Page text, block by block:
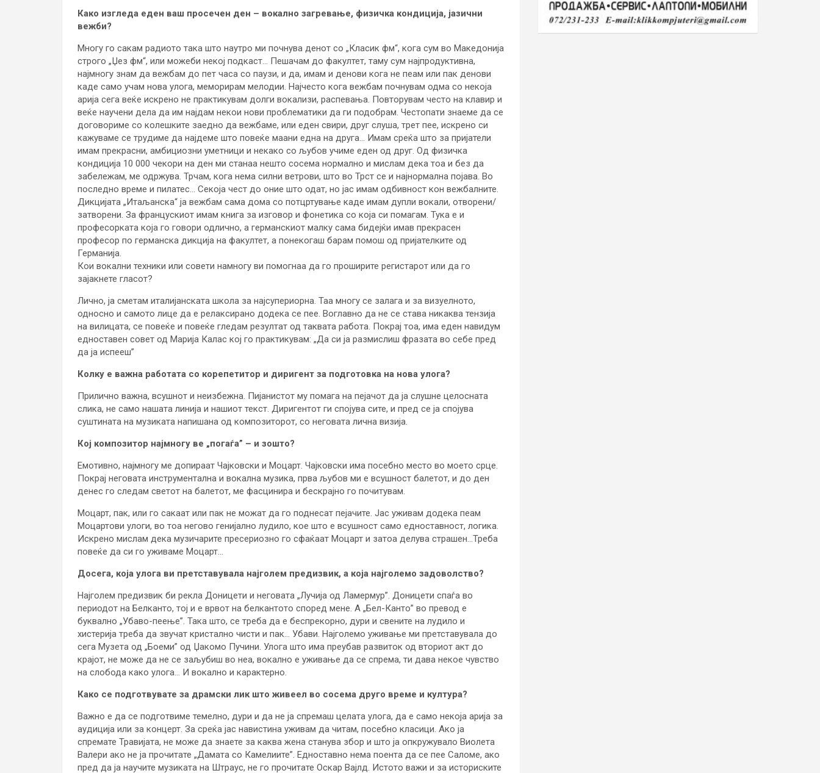
Како изгледа еден ваш просечен ден – вокално загревање, физичка кондиција, јазични
вежби?
Многу го сакам радиото така што наутро ми почнува денот со „Класик фм“, кога сум во Македонија
строго „Џез фм“, или можеби некој подкаст… Пешачам до факултет, таму сум најпродуктивна,
најмногу знам да вежбам до пет часа со паузи, и да, имам и денови кога не пеам или пак денови
каде само учам нова улога, меморирам мелодии. Најчесто кога вежбам почнувам одма со некоја
арија сега веќе искрено не практикувам долги вокализи, распевања. Повторувам често на клавир и
веќе научени дела да им најдам некои нови проблематики да ги подобрам. Честопати знаеме да се
договориме со колешките заедно да вежбаме, или еден свири, друг слуша, трет пее, искрено си
кажуваме се трудиме да најдеме што повеќе маани една на друга… Имам среќа што за пријатели
имам прекрасни, амбициозни уметници и некако со љубов учиме еден од друг. Од физичка
кондиција 10 000 чекори на ден ми станаа нешто сосема нормално и мислам дека тоа и без да
забележам, ме одржува. Трчам, кога нема силни ветрови, што во Трст се и најнормална појава. Во
последно време и пилатес… Секоја чест до оние што одат, но јас имам одбивност кон вежбалните.
Дикцијата „Итаљанска“ ја вежбам сама дома со потцртување каде имам дупли вокали, отворени/
затворени. За францускиот имам книга за изговор и фонетика со која си помагам. Тука е и
професорката која го говори одлично, а германскиот малку сама бидејќи имав прекрасен
професор по германска дикција на факултет, а понекогаш барам помош од пријателките од
Германија.
Кои вокални техники или совети намногу ви помогнаа да го проширите регистарот или да го
зајакнете гласот?
Лично, ја сметам италијанската школа за најсупериорна. Таа многу се залага и за визуелното,
односно и самото лице да е релаксирано додека се пее. Воглавно да не се става никаква тензија
на вилицата, се повеќе и повеќе гледам резултат од таквата работа. Покрај тоа, има еден навидум
едноставен совет од Марија Калас кој го практикувам: „Да си ја размислиш фразата во себе пред
да ја испееш”
Колку е важна работата со корепетитор и диригент за подготовка на нова улога?
Прилично важна, всушнот и неизбежна. Пијанистот му помага на пејачот да ја слушне целосната
слика, не само нашата линија и нашиот текст. Диригентот ги спојува сите, и пред се ја спојува
суштината на музиката напишана од композиторот, со неговата лична визија.
Кој композитор најмногу ве „погаѓа” – и зошто?
Емотивно, најмногу ме допираат Чајковски и Моцарт. Чајковски има посебно место во моето срце.
Покрај неговата инструментална и вокална музика, прва љубов ми е всушност балетот, и до ден
денес го следам светот на балетот, ме фасцинира и бескрајно го почитувам.
Моцарт, пак, или го сакаат или пак не можат да го поднесат пејачите. Јас уживам додека пеам
Моцартови улоги, во тоа негово генијално лудило, кое што е всушност само едноставност, логика.
Искрено мислам дека музичарите пресериозно го сфаќаат Моцарт и затоа делува страшен…Треба
повеќе да си го уживаме Моцарт…
Досега, која улога ви претставувала најголем предизвик, а која најголемо задоволство?
Најголем предизвик би рекла Доницети и неговата „Лучија од Ламермур”. Доницети спаѓа во
периодот на Белканто, тој и е врвот на белкантото според мене. А „Бел-Канто” во превод е
буквално „Убаво-пеење”. Така што, се треба да е беспрекорно, дури и свените на лудило и
хистерија треба да звучат кристално чисти и пак… Убави. Најголемо уживање ми претставувала до
сега Музета од „Боеми” од Џакомо Пучини. Улога што има преубав развиток од вториот акт до
крајот, не може да не се заљубиш во неа, вокално е уживање да се спрема, ти дава некое чувство
на слобода како улога… И вокално и карактерно.
Како се подготвувате за драмски лик што живеел во сосема друго време и култура?
Важно е да се подготвиме темелно, дури и да не ја спремаш целата улога, да е само некоја арија за
аудиција или за концерт. За среќа јас навистина уживам да читам, посебно класици. Ако ја
спремате Травијата, не може да знаете за каква жена станува збор и што ја опкружувало Виолета
Валери ако не ја прочитате „Дамата со Камелиите”. Едноставно нема поента да се пее Саломе, ако
пред да ја научите музиката на Штраус, не го прочитате Оскар Вајлд. Истото важи и за историските